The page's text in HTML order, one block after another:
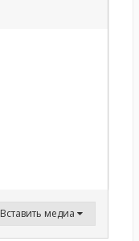
Вставить медиа